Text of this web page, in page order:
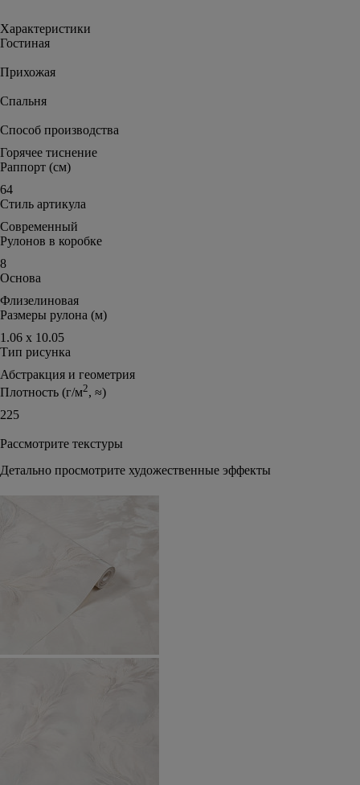
Характеристики
Гостиная
Прихожая
Спальня
Способ производства
Горячее тиснение
Раппорт (см)
64
Стиль артикула
Современный
Рулонов в коробке
8
Основа
Флизелиновая
Размеры рулона (м)
1.06 х 10.05
Тип рисунка
Абстракция и геометрия
Плотность (г/м2, ≈)
225
Рассмотрите текстуры
Детально просмотрите художественные эффекты